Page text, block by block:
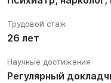
Трудовой стаж
26 лет
Научные достижения
Регулярный